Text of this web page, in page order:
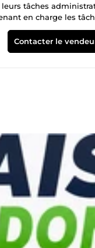
tâches
en charge les
des e-mails ✅
et mise à
(Prospection
la plus adaptée à
Contacter le